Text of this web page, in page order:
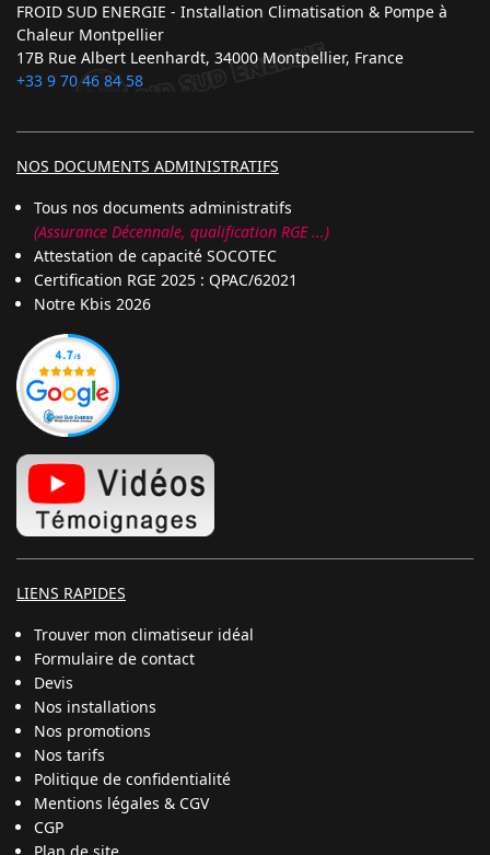
FROID SUD ENERGIE - Installation Climatisation & Pompe à
Chaleur Montpellier
17B Rue Albert Leenhardt, 34000 Montpellier, France
+33 9 70 46 84 58
NOS DOCUMENTS ADMINISTRATIFS
Tous nos documents administratifs
(Assurance Décennale, qualification RGE ...)
Attestation de capacité SOCOTEC
Certification RGE 2025 : QPAC/62021
Notre Kbis 2026
LIENS RAPIDES
Trouver mon climatiseur idéal
Formulaire de contact
Devis
Nos installations
Nos promotions
Nos tarifs
Politique de confidentialité
Mentions légales & CGV
CGP